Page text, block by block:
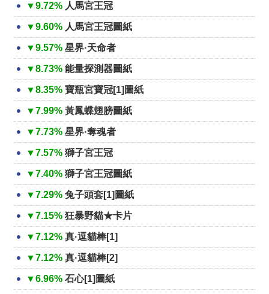
▼9.72% 人馬宮王冠
▼9.60% 人馬宮王冠圖紙
▼9.57% 星界·天命者
▼8.73% 能量探測器圖紙
▼8.35% 寶瓶宮寶冠[1]圖紙
▼7.99% 黃鳳蝶翅膀圖紙
▼7.73% 星界·奪魂者
▼7.57% 獅子宮王冠
▼7.40% 獅子宮王冠圖紙
▼7.29% 兔子頭套[1]圖紙
▼7.15% 狂暴野貓★卡片
▼7.12% 真·逗貓棒[1]
▼7.12% 真·逗貓棒[2]
▼6.96% 石心[1]圖紙